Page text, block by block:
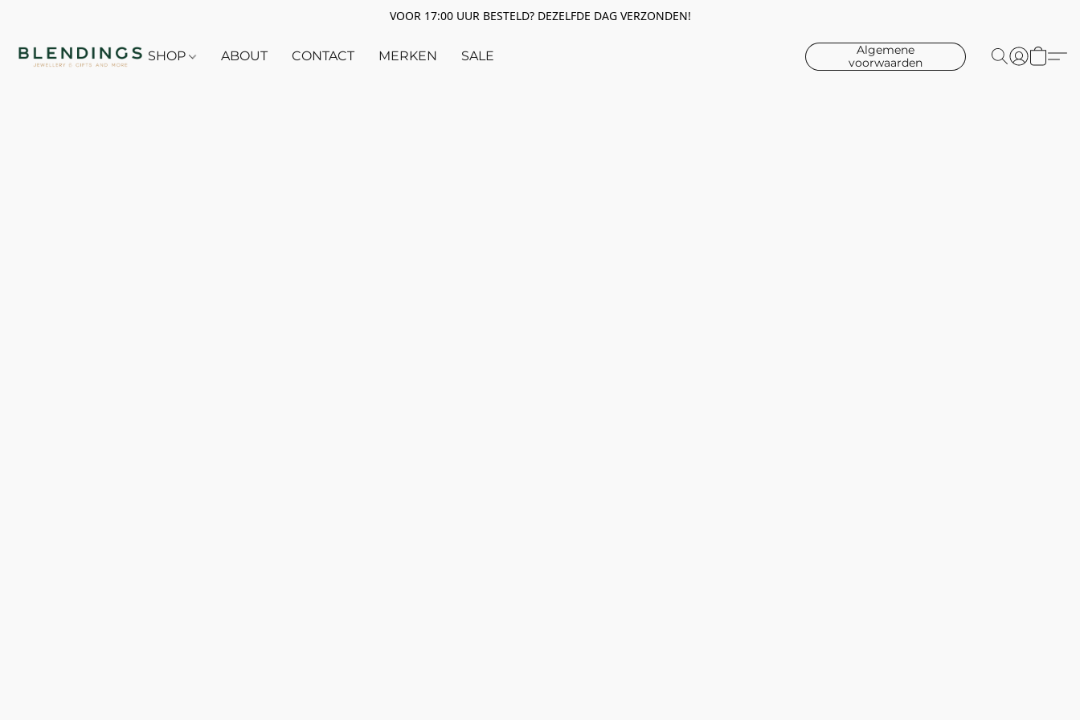
VOOR 17:00 UUR BESTELD? DEZELFDE DAG VERZONDEN!
SHOP ABOUT CONTACT MERKEN SALE
Algemene
voorwaarden